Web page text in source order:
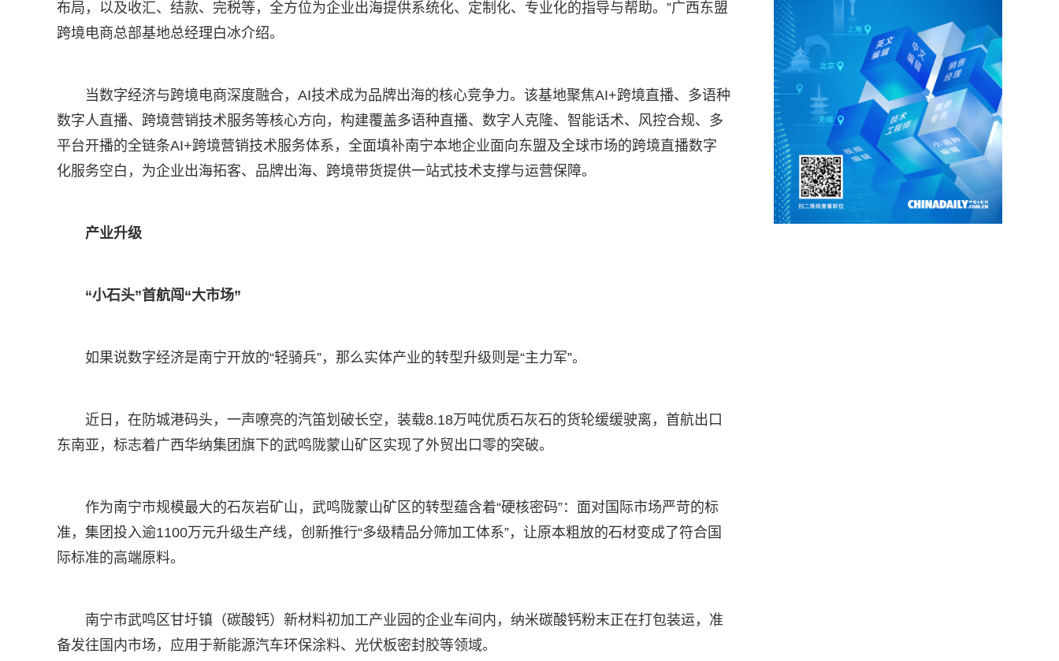
布局，以及收汇、结款、完税等，全方位为企业出海提供系统化、定制化、专业化的指导与帮助。”广西东盟
跨境电商总部基地总经理白冰介绍。
当数字经济与跨境电商深度融合，AI技术成为品牌出海的核心竞争力。该基地聚焦AI+跨境直播、多语种
数字人直播、跨境营销技术服务等核心方向，构建覆盖多语种直播、数字人克隆、智能话术、风控合规、多
平台开播的全链条AI+跨境营销技术服务体系，全面填补南宁本地企业面向东盟及全球市场的跨境直播数字
化服务空白，为企业出海拓客、品牌出海、跨境带货提供一站式技术支撑与运营保障。
产业升级
“小石头”首航闯“大市场”
如果说数字经济是南宁开放的“轻骑兵”，那么实体产业的转型升级则是“主力军”。
近日，在防城港码头，一声嘹亮的汽笛划破长空，装载8.18万吨优质石灰石的货轮缓缓驶离，首航出口
东南亚，标志着广西华纳集团旗下的武鸣陇蒙山矿区实现了外贸出口零的突破。
作为南宁市规模最大的石灰岩矿山，武鸣陇蒙山矿区的转型蕴含着“硬核密码”：面对国际市场严苛的标
准，集团投入逾1100万元升级生产线，创新推行“多级精品分筛加工体系”，让原本粗放的石材变成了符合国
际标准的高端原料。
南宁市武鸣区甘圩镇（碳酸钙）新材料初加工产业园的企业车间内，纳米碳酸钙粉末正在打包装运，准
备发往国内市场，应用于新能源汽车环保涂料、光伏板密封胶等领域。